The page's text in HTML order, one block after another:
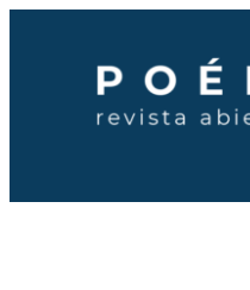
contenido